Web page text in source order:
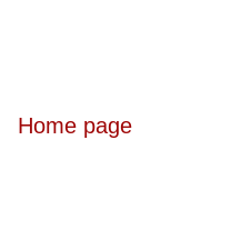
Home page